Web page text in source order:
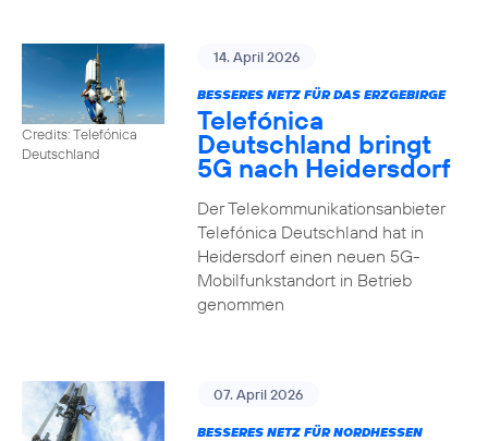
Credits: Telefónica
Deutschland
14. April 2026
BESSERES NETZ FÜR DAS ERZGEBIRGE
Telefónica
Deutschland bringt
5G nach Heidersdorf
Der Telekommunikationsanbieter
Telefónica Deutschland hat in
Heidersdorf einen neuen 5G-
Mobilfunkstandort in Betrieb
genommen
07. April 2026
BESSERES NETZ FÜR NORDHESSEN